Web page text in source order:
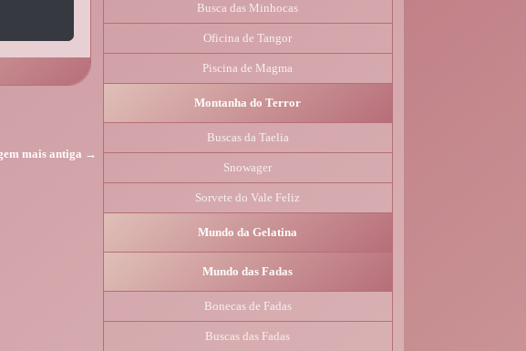
mais antiga →
Busca das Minhocas
Oficina de Tangor
Piscina de Magma
Montanha do Terror
Buscas da Taelia
Snowager
Sorvete do Vale Feliz
Mundo da Gelatina
Mundo das Fadas
Bonecas de Fadas
Buscas das Fadas